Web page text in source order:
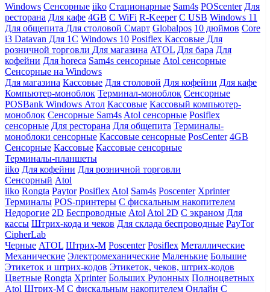
Windows Сенсорные iiko Стационарные Sam4s POScenter Для
ресторана Для кафе 4GB С WiFi R-Keeper С USB Windows 11
Для общепита Для столовой Смарт Globalpos 10 дюймов Core
i3 Datavan Для 1С Windows 10 Posiflex Кассовые Для
розничной торговли Для магазина ATOL Для бара Для
кофейни Для horeca Sam4s сенсорные Atol сенсорные
Сенсорные на Windows
Для магазина Кассовые Для столовой Для кофейни Для кафе
Компьютер-моноблок Терминал-моноблок Сенсорные
POSBank Windows Атол Кассовые Кассовый компьютер-
моноблок Сенсорные Sam4s Atol сенсорные Posiflex
сенсорные Для ресторана Для общепита Терминалы-
моноблоки сенсорные Кассовые сенсорные PosCenter 4GB
Сенсорные Кассовые Кассовые сенсорные
Терминалы-планшеты
iiko Для кофейни Для розничной торговли
Сенсорный Atol
iiko Rongta Paytor Posiflex Atol Sam4s Poscenter Xprinter
Терминалы POS-принтеры С фискальным накопителем
Недорогие 2D Беспроводные Atol Atol 2D С экраном Для
кассы Штрих-кода и чеков Для склада беспроводные PayTor
CipherLab
Черные ATOL Штрих-М Poscenter Posiflex Металлические
Механические Электромеханические Маленькие Большие
Этикеток и штрих-кодов Этикеток, чеков, штрих-кодов
Цветные Rongta Xprinter Больших Рулонных Полноцветных
Atol Штрих-М С фискальным накопителем Онлайн С